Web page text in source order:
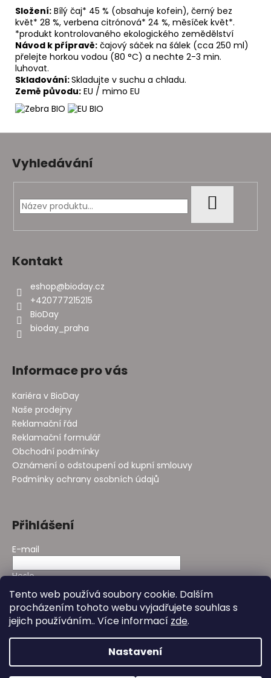
Tento web používá soubory cookie. Dalším
procházením tohoto webu vyjadřujete souhlas s
jejich používáním.. Více informací zde.
Nastavení
Složení: Bílý čaj* 45 % (obsahuje kofein), černý bez
květ* 28 %, verbena citrónová* 24 %, měsíček květ*.
*produkt kontrolovaného ekologického zemědělství
Návod k přípravě: čajový sáček na šálek (cca 250 ml)
přelejte horkou vodou (80 °C) a nechte 2-3 min.
luhovat.
Skladování:Skladujte v suchu a chladu.
Země původu: EU / mimo EU
Vyhledávání
Kontakt
eshop@bioday.cz
+420777215215
BioDay
bioday_praha
Informace pro vás
Kariéra v BioDay
Naše prodejny
Reklamační řád
Reklamační formulář
Obchodní podmínky
Oznámení o odstoupení od kupní smlouvy
Podmínky ochrany osobních údajů
Přihlášení
E-mail
Heslo
PŘIHLÁSIT SE
Nová registraceZapomenuté heslo